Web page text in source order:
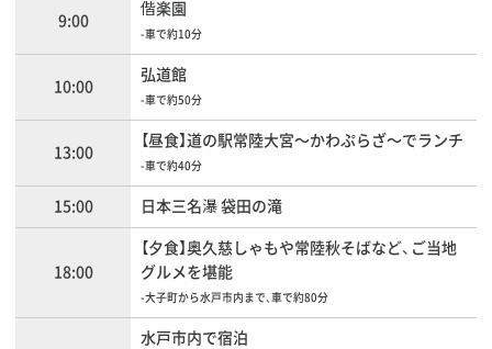
9:00
偕楽園
-車で約10分
10:00
弘道館
-車で約50分
13:00
【昼食】道の駅常陸大宮〜かわぷらざ〜でランチ
-車で約40分
15:00 日本三名瀑 袋田の滝
18:00
【夕食】奥久慈しゃもや常陸秋そばなど、ご当地
グルメを堪能
-大子町から水戸市内まで、車で約80分
水戸市内で宿泊